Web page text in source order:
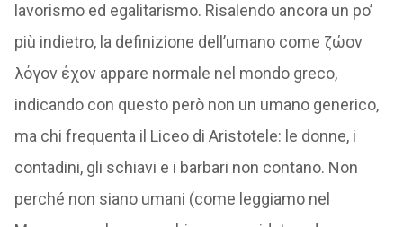
lavorismo ed egalitarismo. Risalendo ancora un po’
più indietro, la definizione dell’umano come ζώον
λόγον έχον appare normale nel mondo greco,
indicando con questo però non un umano generico,
ma chi frequenta il Liceo di Aristotele: le donne, i
contadini, gli schiavi e i barbari non contano. Non
perché non siano umani (come leggiamo nel